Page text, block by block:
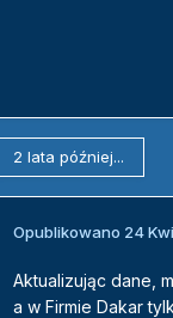
2 lata później...
Opublikowano 24
Aktualizując dane,
a w Firmie Dakar